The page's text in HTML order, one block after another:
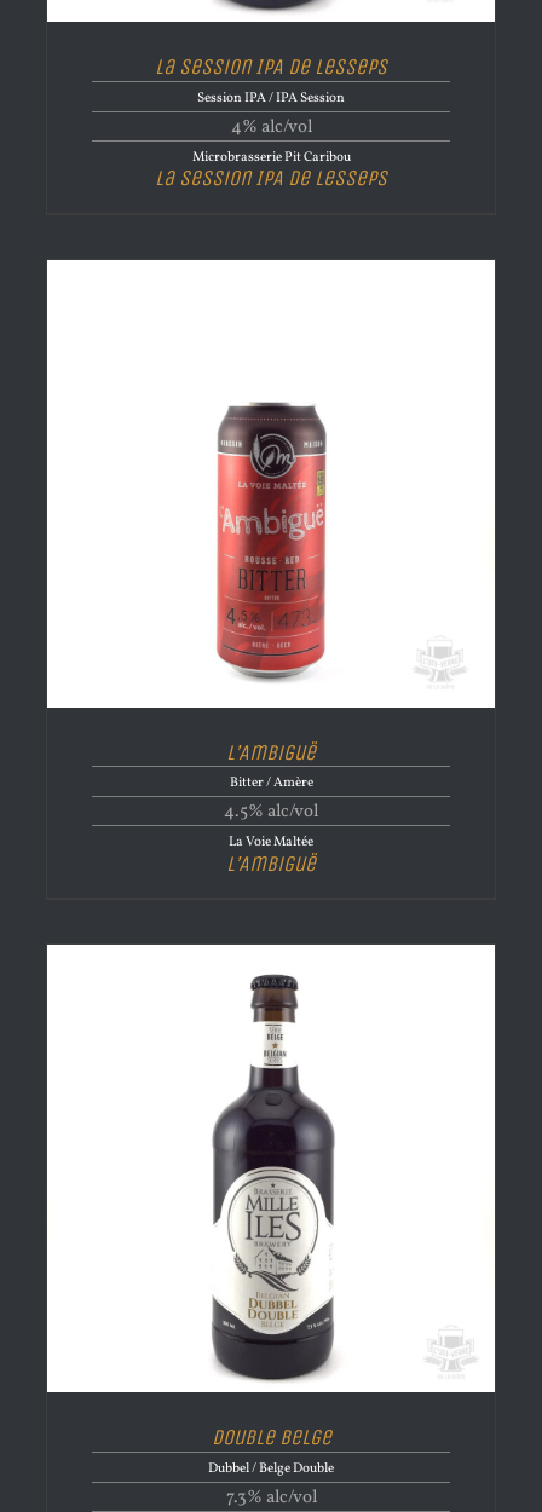
La Session IPA de Lesseps
Session IPA / IPA Session
4% alc/vol
Microbrasserie Pit Caribou
La Session IPA de Lesseps
L’Ambiguë
Bitter / Amère
4.5% alc/vol
La Voie Maltée
L’Ambiguë
Double Belge
Dubbel / Belge Double
7.3% alc/vol